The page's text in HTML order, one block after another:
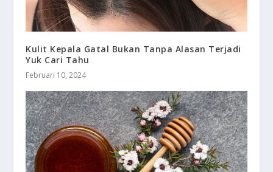
Kulit Kepala Gatal Bukan Tanpa Alasan Terjadi
Yuk Cari Tahu
Februari 10, 2024